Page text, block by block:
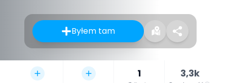
Byłem tam
1 3,3k